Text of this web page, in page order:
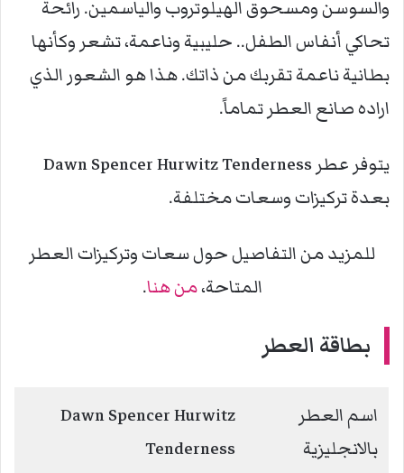
والسوسن ومسحوق الهيلوتروب والياسمين. رائحة
تحاكي أنفاس الطفل.. حليبية وناعمة، تشعر وكأنها
بطانية ناعمة تقربك من ذاتك. هذا هو الشعور الذي
اراده صانع العطر تماماً.
يتوفر عطر Dawn Spencer Hurwitz Tenderness
بعدة تركيزات وسعات مختلفة.
للمزيد من التفاصيل حول سعات وتركيزات العطر
المتاحة،من هنا.
بطاقة العطر
اسم العطر
بالانجليزية
Dawn Spencer Hurwitz
Tenderness